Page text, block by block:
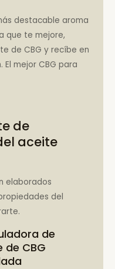
destacable aroma
que te mejore,
de CBG y recíbe en
mejor CBG para
de
aceite
elaborados
del
de
de CBG